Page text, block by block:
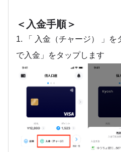
＜入金手順＞
1. 「 入金（チャージ） 」
で入金」をタップします